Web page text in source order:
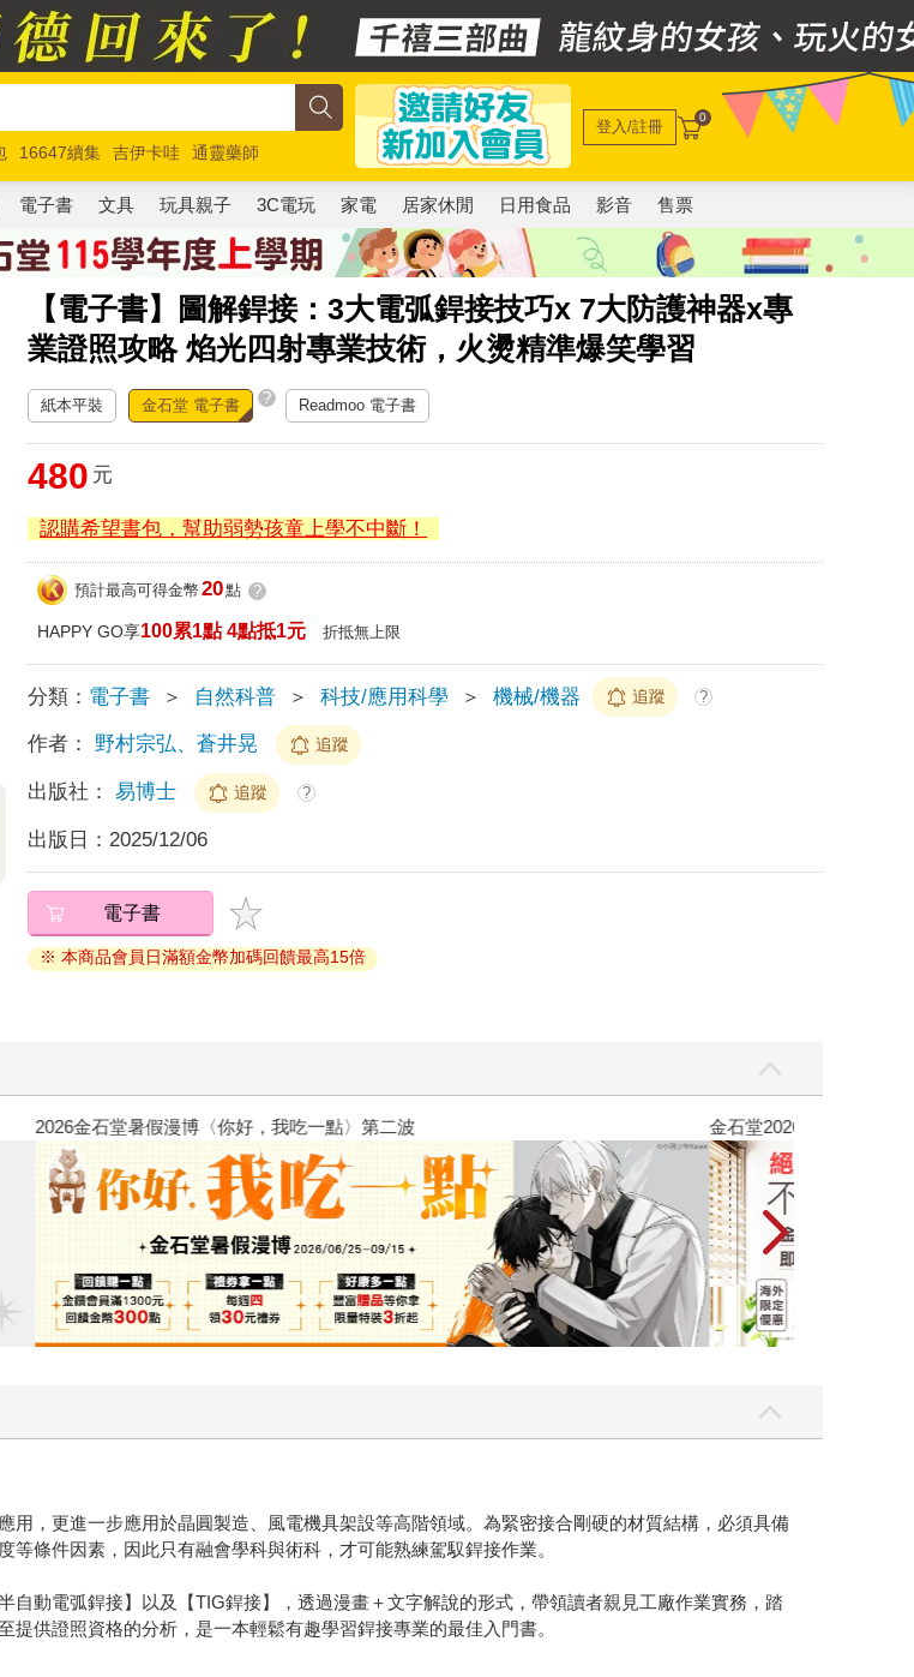
16647續集 吉伊卡哇
通靈藥師
玩具總動員5 超慢跑
登入/註冊 0
電子書 文具 玩具親子 3C電玩 家電 居家休閒 日用食品 影音 售票
【電子書】圖解銲接：3大電弧銲接技巧x 7大防護神器x專
業證照攻略 焰光四射專業技術，火燙精準爆笑學習
紙本平裝 金石堂 電子書 ? Readmoo 電子書
480 元
認購希望書包，幫助弱勢孩童上學不中斷！
預計最高可得金幣 20點 ?
HAPPY GO享100累1點 4點抵1元 折抵無上限
分類： 電子書 ＞ 自然科普 ＞ 科技/應用科學 ＞ 機械/機器 追蹤 ?
作者： 野村宗弘、蒼井晃 追蹤
出版社： 易博士 追蹤 ?
出版日： 2025/12/06
電子書
※ 本商品會員日滿額金幣加碼回饋最高15倍
2026金石堂暑假漫博〈你好，我吃一點〉第二波 金石堂2026海
，更進一步應用於晶圓製造、風電機具架設等高階領域。為緊密接合剛硬的材質結構，必須具備
條件因素，因此只有融會學科與術科，才可能熟練駕馭銲接作業。
動電弧銲接】以及【TIG銲接】，透過漫畫＋文字解說的形式，帶領讀者親見工廠作業實務，踏
供證照資格的分析，是一本輕鬆有趣學習銲接專業的最佳入門書。